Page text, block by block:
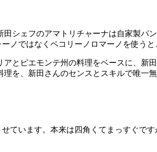
シェフのアマトリチャーナは自家製パ
ノではなくペコリーノロマーノを使うと
とピエモンテ州の料理をベースに、新
を、新田さんのセンスとスキルで唯一
ています。本来は四角くてまっすぐで